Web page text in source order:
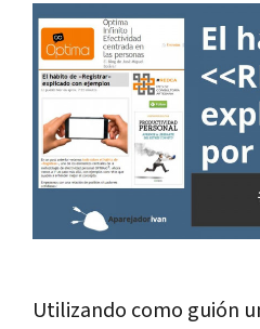
Utilizando como guión